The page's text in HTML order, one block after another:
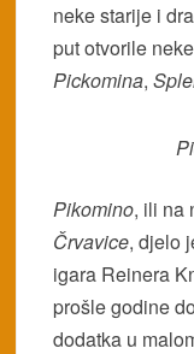
neke starije i
put otvorile
Pickomina,
Pikomino, ili na
Črvavice, djelo
igara Reinera
prošle godine
dodatka u